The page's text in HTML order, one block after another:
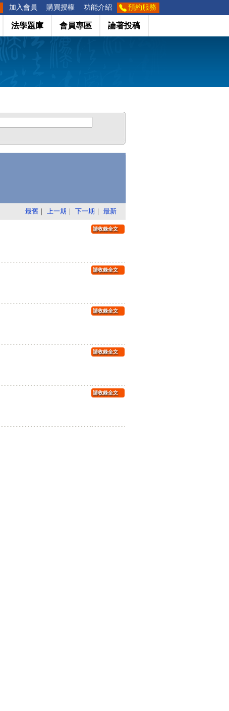
加入會員 購買授權 功能介紹 預約服務
法學題庫 會員專區 論著投稿
最舊 ｜ 上一期 ｜ 下一期 ｜ 最新
請收錄全文
請收錄全文
請收錄全文
請收錄全文
請收錄全文